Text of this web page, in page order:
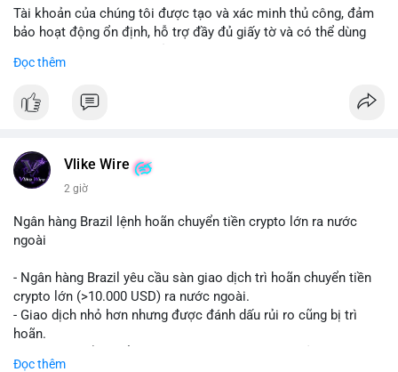
Tài khoản của chúng tôi được tạo và xác minh thủ công, đảm
bảo hoạt động ổn định, hỗ trợ đầy đủ giấy tờ và có thể dùng
Telegram: @SmartSMMworld
#buyverifiedstripeaccounts
Đọc thêm
Vlike Wire
2 giờ
Ngân hàng Brazil lệnh hoãn chuyển tiền crypto lớn ra nước
ngoài
- Ngân hàng Brazil yêu cầu sàn giao dịch trì hoãn chuyển tiền
crypto lớn (>10.000 USD) ra nước ngoài.
- Giao dịch nhỏ hơn nhưng được đánh dấu rủi ro cũng bị trì
hoãn.
Đọc thêm